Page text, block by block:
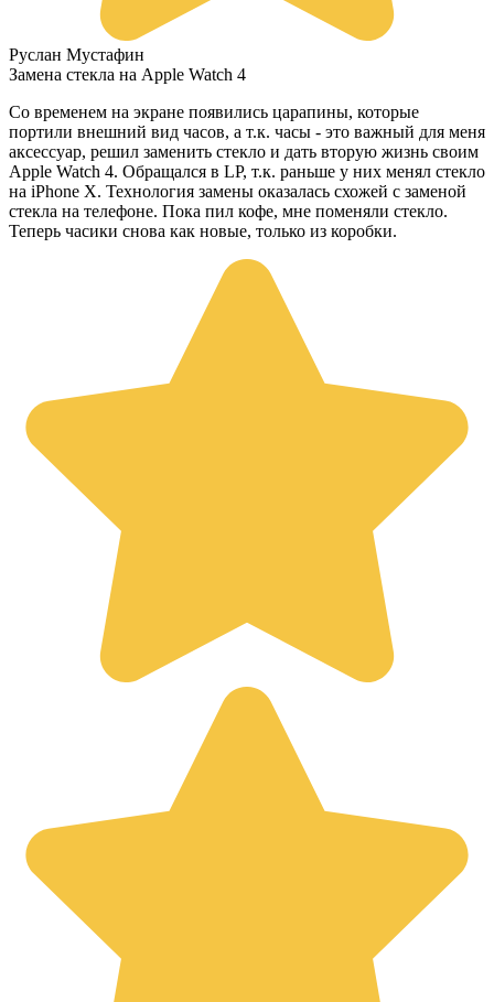
Руслан Мустафин
Замена стекла на Apple Watch 4
Со временем на экране появились царапины, которые
портили внешний вид часов, а т.к. часы - это важный для меня
аксессуар, решил заменить стекло и дать вторую жизнь своим
Apple Watch 4. Обращался в LP, т.к. раньше у них менял стекло
на iPhone X. Технология замены оказалась схожей с заменой
стекла на телефоне. Пока пил кофе, мне поменяли стекло.
Теперь часики снова как новые, только из коробки.